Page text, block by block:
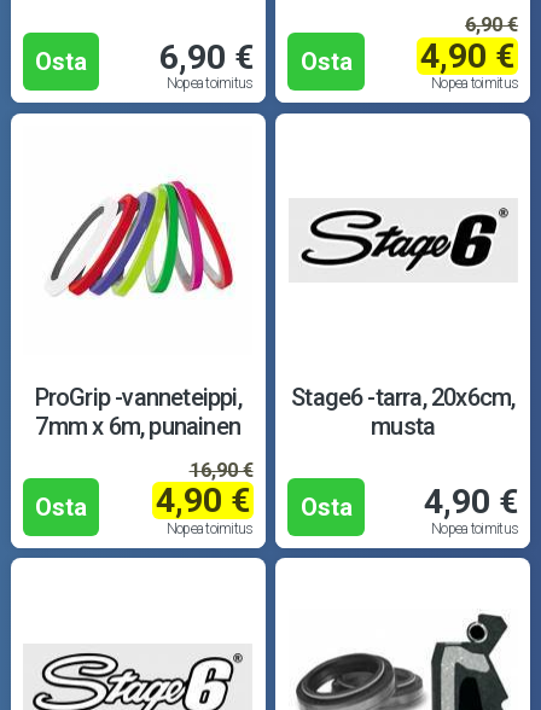
Osta 6,90 €
Nopea toimitus
Osta
6,90 €
4,90 €
Nopea toimitus
ProGrip -vanneteippi,
7mm x 6m, punainen
Osta
16,90 €
4,90 €
Nopea toimitus
Stage6 -tarra, 20x6cm,
musta
Osta 4,90 €
Nopea toimitus